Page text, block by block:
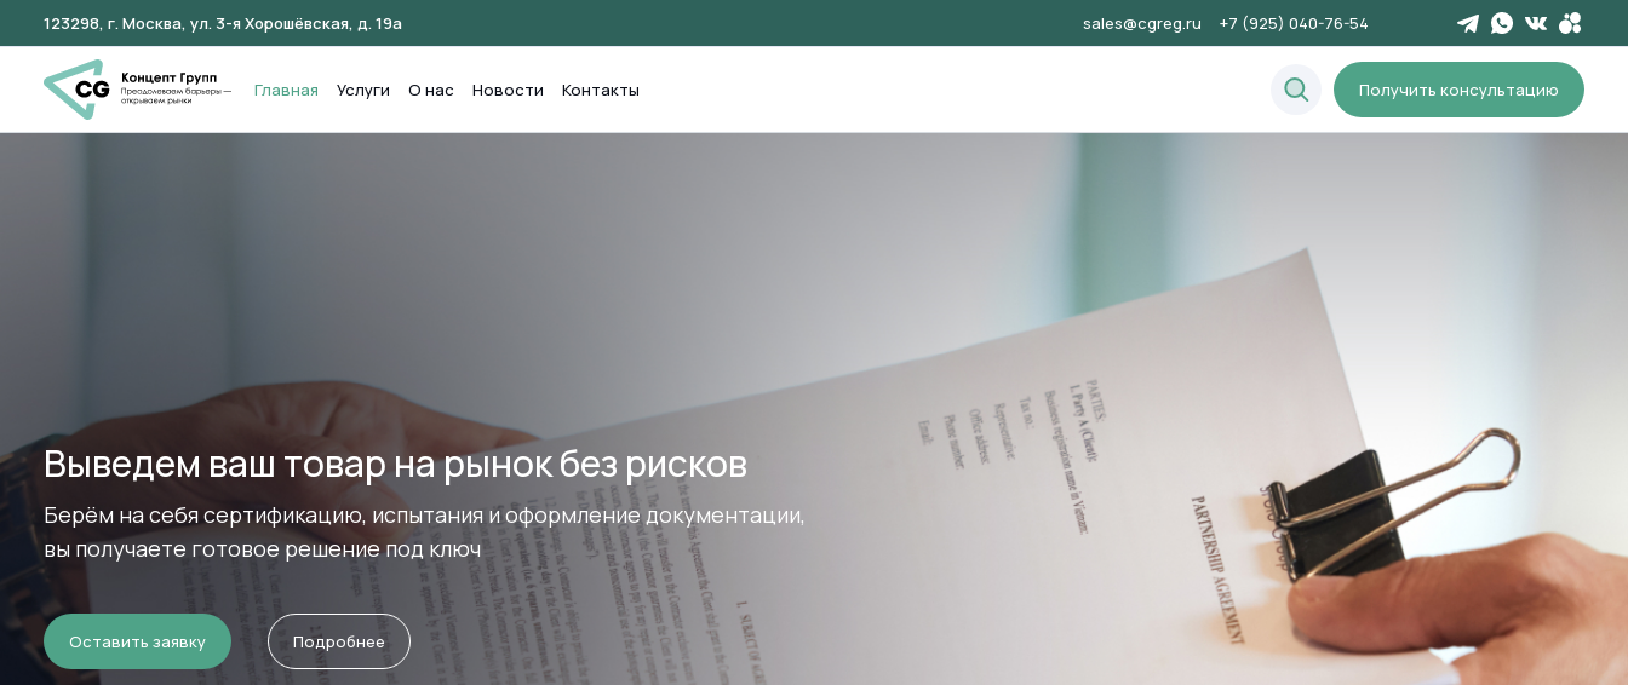
123298, г. Москва, ул. 3-я Хорошёвская, д. 19а sales@cgreg.ru +7 (925) 040-76-54
Главная Услуги О нас Новости Контакты Получить консультацию
Полный цикл сопровождения проекта в
сжатые сроки
Вы экономите время, а мы гарантируем прозрачный процесс и результат
с участием аккредитованных лабораторий и органов по сертификации
Подробнее